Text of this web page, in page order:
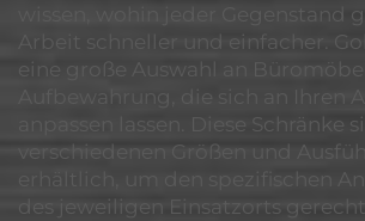
wissen, wohin jeder Gegenstand
Arbeit schneller und einfacher.
eine große Auswahl an
Aufbewahrung, die sich an Ihren
anpassen lassen. Diese Schränke
verschiedenen Größen und
erhältlich, um den spezifischen
des jeweiligen Einsatzorts